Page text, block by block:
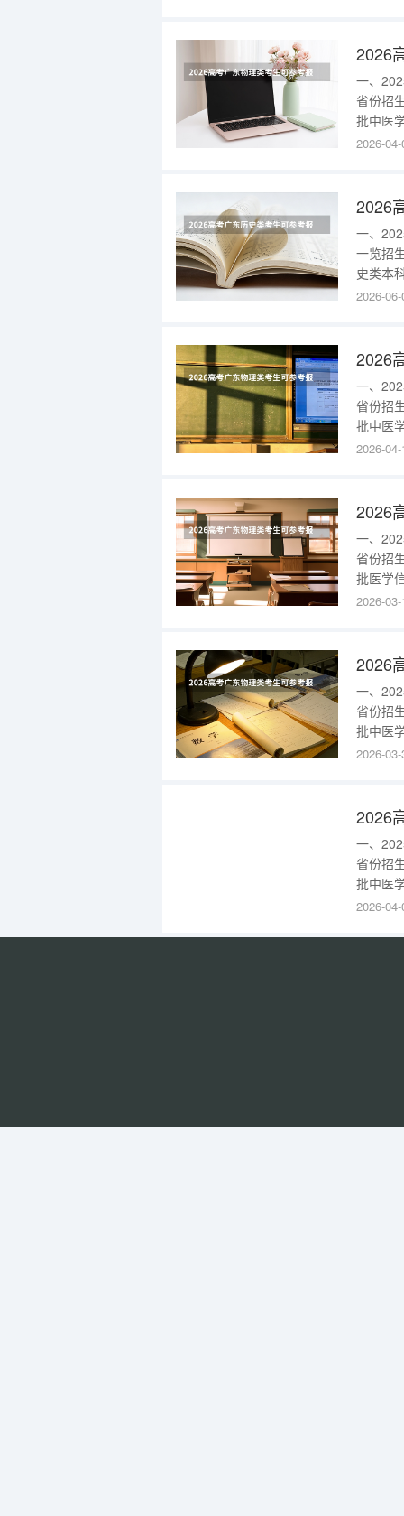
一、
省份招
批中医
本科批
2026-
一、
一览招
史类本
(渤海校
2026-
一、
省份招
批中医
推拿学(
2026-
一、
省份招
批医学
本部
2026-
一、
省份招
批中医
科批中
2026-
一、
省份招
批中医
拿学(校
(不招色
2026-